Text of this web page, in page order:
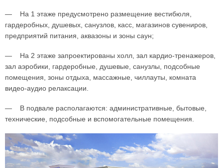
— На 1 этаже предусмотрено размещение вестибюля,
гардеробных, душевых, санузлов, касс, магазинов сувениров,
предприятий питания, аквазоны и зоны саун;
— На 2 этаже запроектированы холл, зал кардио-тренажеров,
зал аэробики, гардеробные, душевые, санузлы, подсобные
помещения, зоны отдыха, массажные, чиллауты, комната
видео-аудио релаксации.
— В подвале располагаются: административные, бытовые,
технические, подсобные и вспомогательные помещения.